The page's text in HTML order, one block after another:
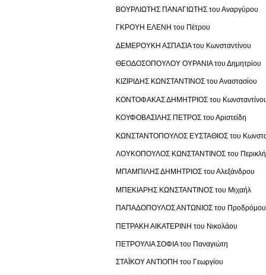
ΒΟΥΡΛΙΩΤΗΣ ΠΑΝΑΓΙΩΤΗΣ του Αναργύρου
ΓΚΡΟΥΗ ΕΛΕΝΗ του Πέτρου
ΔΕΜΕΡΟΥΚΗ ΑΣΠΑΣΙΑ του Κωνσταντίνου
ΘΕΟΔΟΣΟΠΟΥΛΟΥ ΟΥΡΑΝΙΑ του Δημητρίου
ΚΙΖΙΡΙΔΗΣ ΚΩΝΣΤΑΝΤΙΝΟΣ του Αναστασίου
ΚΟΝΤΟΦΑΚΑΣ ΔΗΜΗΤΡΙΟΣ του
ΚΟΥΦΟΒΑΣΙΛΗΣ ΠΕΤΡΟΣ του Αριστείδη
ΚΩΝΣΤΑΝΤΟΠΟΥΛΟΣ ΕΥΣΤΑΘΙΟΣ του
ΛΟΥΚΟΠΟΥΛΟΣ ΚΩΝΣΤΑΝΤΙΝΟΣ του Περικλή
ΜΠΑΜΠΙΛΗΣ ΔΗΜΗΤΡΙΟΣ του Αλεξάνδρου
ΜΠΕΚΙΑΡΗΣ ΚΩΝΣΤΑΝΤΙΝΟΣ του Μιχαήλ
ΠΑΠΑΔΟΠΟΥΛΟΣ ΑΝΤΩΝΙΟΣ του Προδρόμου
ΠΕΤΡΑΚΗ ΑΙΚΑΤΕΡΙΝΗ του Νικολάου
ΠΕΤΡΟΥΛΙΑ ΣΟΦΙΑ του Παναγιώτη
ΣΤΑΪΚΟΥ ΑΝΤΙΟΠΗ του Γεωργίου